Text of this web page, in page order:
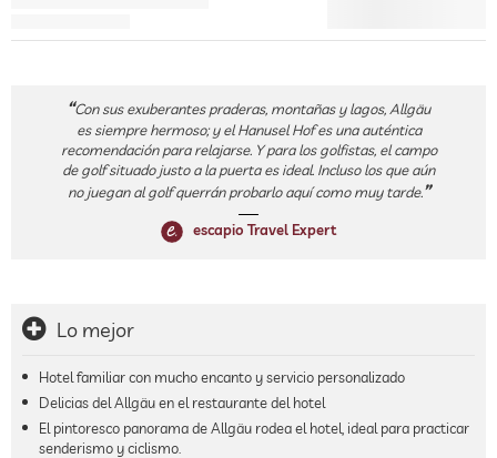
Con sus exuberantes praderas, montañas y lagos, Allgäu
es siempre hermoso; y el Hanusel Hof es una auténtica
recomendación para relajarse. Y para los golfistas, el campo
de golf situado justo a la puerta es ideal. Incluso los que aún
no juegan al golf querrán probarlo aquí como muy tarde.
escapio Travel Expert
Lo mejor
Hotel familiar con mucho encanto y servicio personalizado
Delicias del Allgäu en el restaurante del hotel
El pintoresco panorama de Allgäu rodea el hotel, ideal para practicar
senderismo y ciclismo.